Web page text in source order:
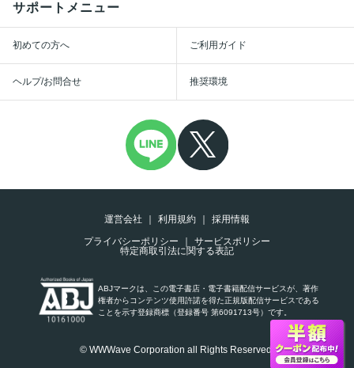
サポートメニュー
初めての方へ ご利用ガイド
ヘルプ/お問合せ 推奨環境
運営会社 利用規約
採用情報
プライバシーポリシー
サービスポリシー
特定商取引法に関する表記
ABJマークは、この電子書店・電子書籍配信サービスが、著作
権者からコンテンツ使用許諾を得た正規版配信サービスである
ことを示す登録商標（登録番号 第6091713号）です。
© WWWave Corporation all Rights Reserved.